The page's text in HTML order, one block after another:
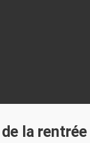
la rentrée